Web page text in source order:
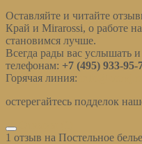
Оставляйте и читайте
Край и Mirarossi, о работе
становимся лучше.
Всегда рады вас услышать
телефонам: +7 (495) 933-95-
Горячая линия:
остерегайтесь подделок
1 отзыв на Постельное